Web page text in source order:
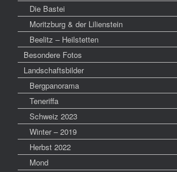
Die Bastei
Moritzburg & der Lilienstein
Beelitz – Heilstetten
Besondere Fotos
Landschaftsbilder
Bergpanorama
Teneriffa
Schweiz 2023
Winter – 2019
Herbst 2022
Mond